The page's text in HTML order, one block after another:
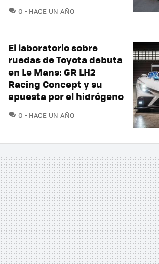
0 COMENTARIOS
HACE UN AÑO
El laboratorio sobre
ruedas de Toyota debuta
en Le Mans: GR LH2
Racing Concept y su
apuesta por el hidrógeno
0 COMENTARIOS
HACE UN AÑO